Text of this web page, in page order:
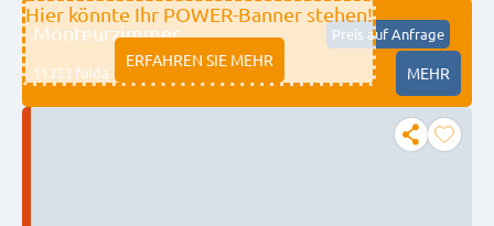
Hier könnte Ihr POWER-Banner stehen!
ERFAHREN SIE MEHR
Monteurzimmer Preis auf Anfrage
11333 fulda MEHR